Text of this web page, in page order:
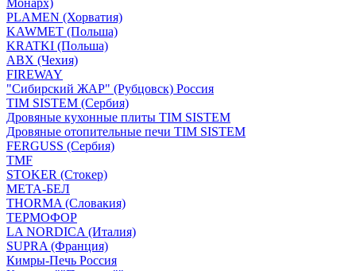
Монарх)
PLAMEN (Хорватия)
KAWMET (Польша)
KRATKI (Польша)
ABX (Чехия)
FIREWAY
"Сибирский ЖАР" (Рубцовск) Россия
TIM SISTEM (Сербия)
Дровяные кухонные плиты TIM SISTEM
Дровяные отопительные печи TIM SISTEM
FERGUSS (Сербия)
TMF
STOKER (Стокер)
МЕТА-БЕЛ
THORMA (Словакия)
ТЕРМОФОР
LA NORDICA (Италия)
SUPRA (Франция)
Кимры-Печь Россия